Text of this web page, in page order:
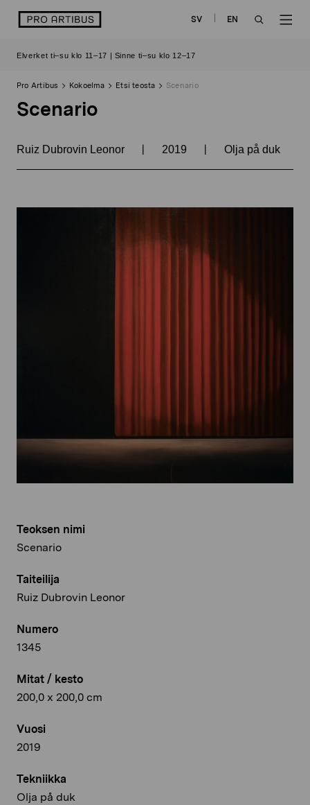
sisältöön
logo SV
EN
Elverket ti–su klo 11–17 | Sinne ti–su klo 12–17
Pro Artibus Kokoelma Etsi teosta Scenario
Scenario
Ruiz Dubrovin Leonor | 2019 | Olja på duk
Teoksen nimi
Scenario
Taiteilija
Ruiz Dubrovin Leonor
Numero
1345
Mitat / kesto
200,0 x 200,0 cm
Vuosi
2019
Tekniikka
Olja på duk